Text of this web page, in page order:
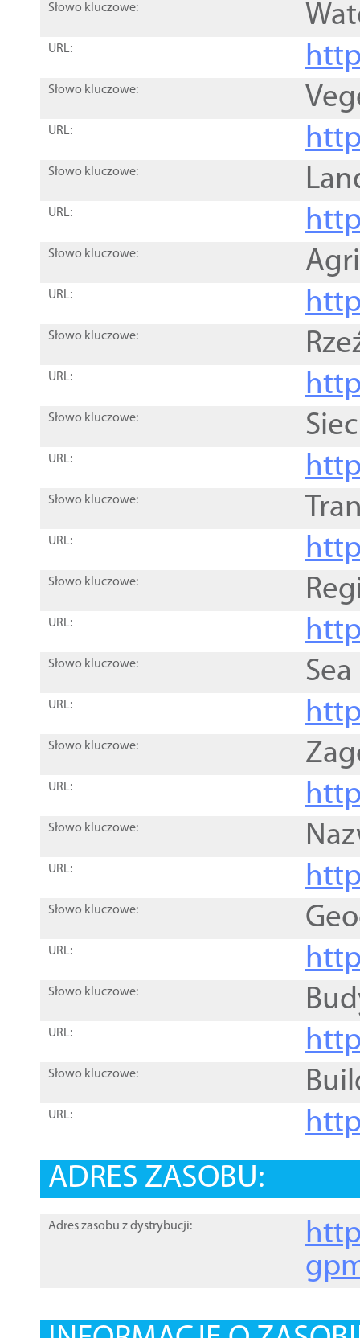
Słowo kluczowe:
URL:
Słowo kluczowe:
URL:
Słowo kluczowe:
URL:
Słowo kluczowe:
URL:
Słowo kluczowe:
URL:
Słowo kluczowe:
URL:
Słowo kluczowe:
URL:
Słowo kluczowe:
URL:
Słowo kluczowe:
URL:
Słowo kluczowe:
URL:
Słowo kluczowe:
URL:
Słowo kluczowe:
URL:
Słowo kluczowe:
URL:
Słowo kluczowe:
URL:
ADRES ZASOBU:
Adres zasobu z dystrybucji: